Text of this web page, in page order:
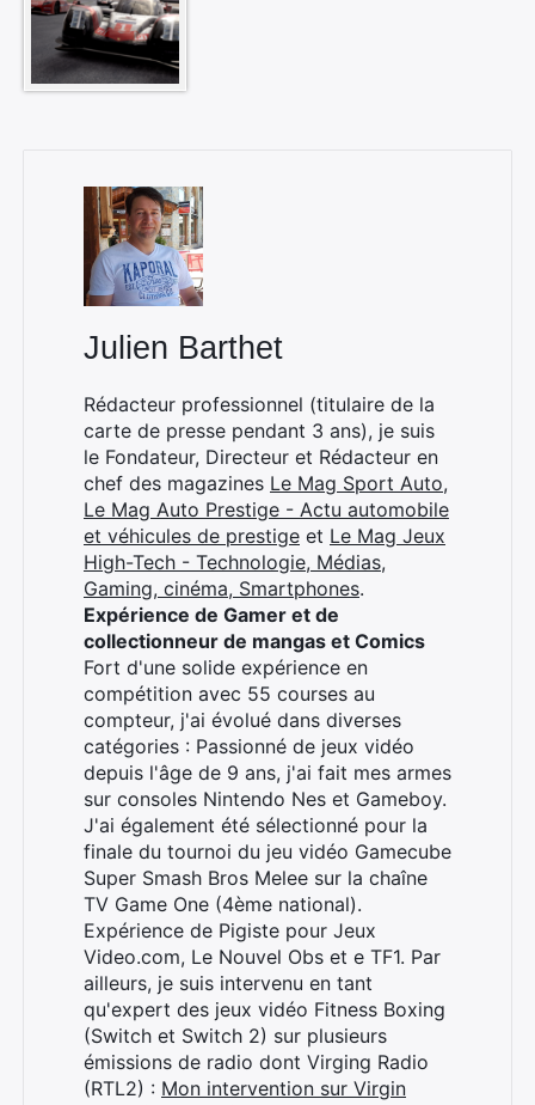
Julien Barthet
Rédacteur professionnel (titulaire de la
carte de presse pendant 3 ans), je suis
le Fondateur, Directeur et Rédacteur en
chef des magazines Le Mag Sport Auto,
Le Mag Auto Prestige - Actu automobile
et véhicules de prestige et Le Mag Jeux
High-Tech - Technologie, Médias,
Gaming, cinéma, Smartphones.
Expérience de Gamer et de
collectionneur de mangas et Comics
Fort d'une solide expérience en
compétition avec 55 courses au
compteur, j'ai évolué dans diverses
catégories : Passionné de jeux vidéo
depuis l'âge de 9 ans, j'ai fait mes armes
sur consoles Nintendo Nes et Gameboy.
J'ai également été sélectionné pour la
finale du tournoi du jeu vidéo Gamecube
Super Smash Bros Melee sur la chaîne
TV Game One (4ème national).
Expérience de Pigiste pour Jeux
Video.com, Le Nouvel Obs et e TF1. Par
ailleurs, je suis intervenu en tant
qu'expert des jeux vidéo Fitness Boxing
(Switch et Switch 2) sur plusieurs
émissions de radio dont Virging Radio
(RTL2) : Mon intervention sur Virgin
Rechercher